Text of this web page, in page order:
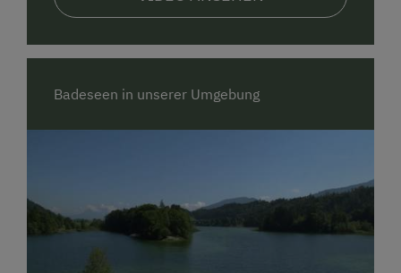
Badeseen in unserer Umgebung